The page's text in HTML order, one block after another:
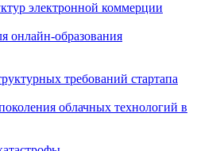
электронной коммерции
онлайн-образования
требований стартапа
облачных технологий в